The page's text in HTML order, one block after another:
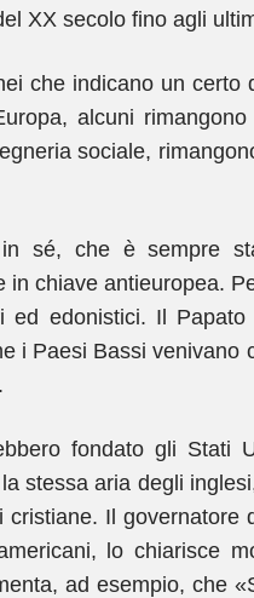
XX secolo fino agli
che indicano un certo
alcuni
sociale,
sé, che è sempre
chiave antieuropea.
ed edonistici. Il
i Paesi Bassi venivano
fondato gli Stati
stessa aria degli
Il governatore
lo chiarisce
ad esempio, che